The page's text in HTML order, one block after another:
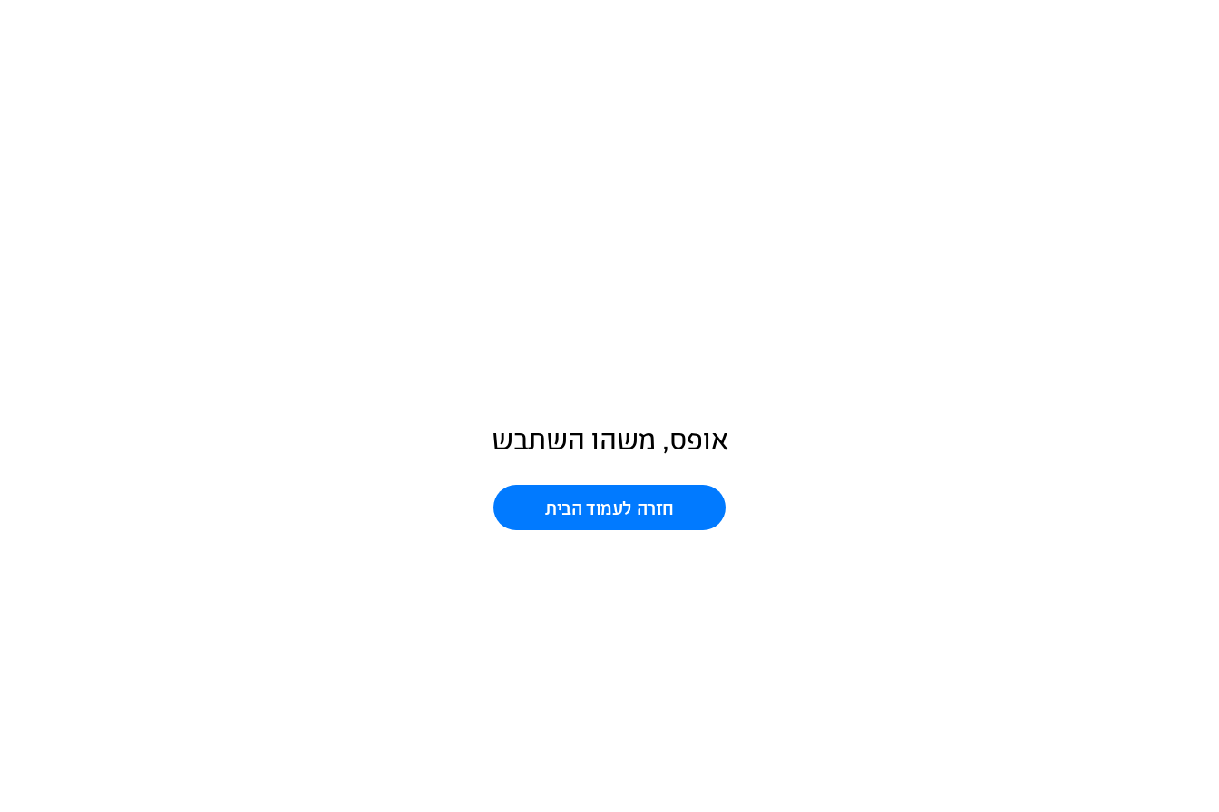
אופס, משהו השתבש
חזרה לעמוד הבית